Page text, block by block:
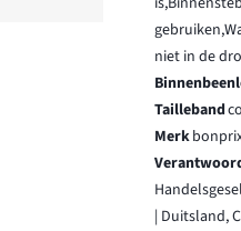
niet in de
Tailleband
Merk
| Duitsland,